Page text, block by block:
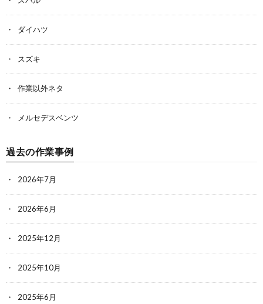
ダイハツ
スズキ
作業以外ネタ
メルセデスベンツ
過去の作業事例
2026年7月
2026年6月
2025年12月
2025年10月
2025年6月